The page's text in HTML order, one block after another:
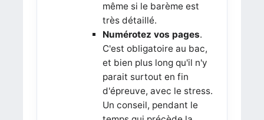
même si le barème est
très détaillé.
Numérotez vos pages.
C'est obligatoire au bac,
et bien plus long qu'il n'y
parait surtout en fin
d'épreuve, avec le stress.
Un conseil, pendant le